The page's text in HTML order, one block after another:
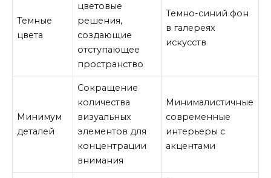
Темные
цвета
цветовые
решения,
создающие
отступающее
пространство
Темно-синий фон
в галереях
искусств
Минимум
деталей
Сокращение
количества
визуальных
элементов для
концентрации
внимания
Минималистичные
современные
интерьеры с
акцентами